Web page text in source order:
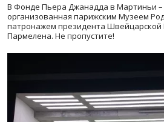
В Фонде Пьера Джанадда в Мартиньи –
организованная парижским Музеем
патронажем президента Швейцарской
Пармелена. Не пропустите!